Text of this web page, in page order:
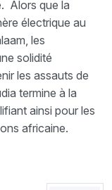
Alors que la
électrique au
les
solidité
les assauts de
termine à la
ainsi pour les
africaine.